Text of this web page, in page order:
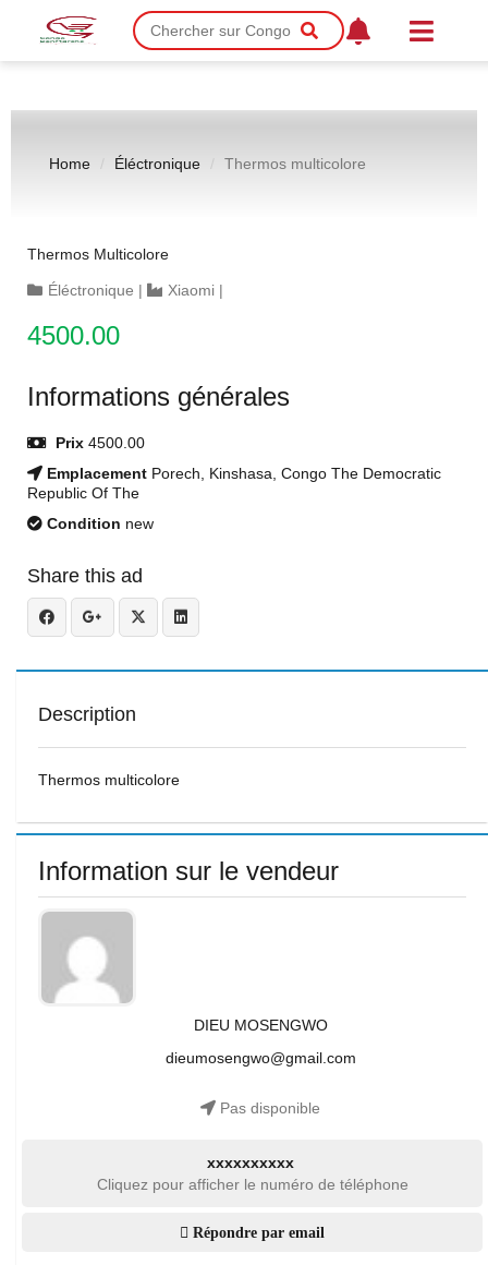
Home Éléctronique Thermos multicolore
Thermos Multicolore
Éléctronique | Xiaomi |
4500.00
Informations générales
Prix 4500.00
Emplacement Porech, Kinshasa, Congo The Democratic
Republic Of The
Condition new
Share this ad
Description
Thermos multicolore
Information sur le vendeur
DIEU MOSENGWO
dieumosengwo@gmail.com
Pas disponible
xxxxxxxxxx
Cliquez pour afficher le numéro de téléphone
Répondre par email